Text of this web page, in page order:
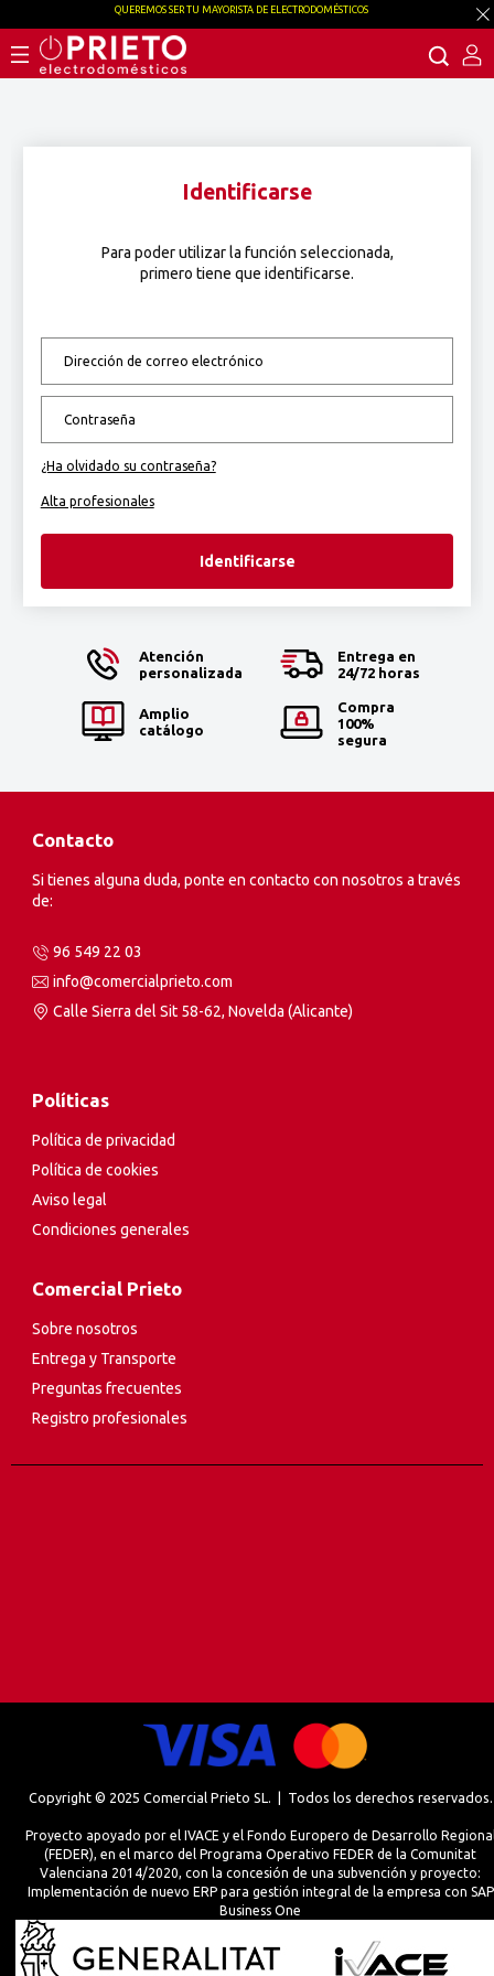
Identificarse
Para poder utilizar la función seleccionada,
primero tiene que identificarse.
¿Ha olvidado su contraseña?
Alta profesionales
Identificarse
Atención
personalizada
Entrega en
24/72 horas
Amplio
catálogo
Compra
100%
segura
Contacto
Si tienes alguna duda, ponte en contacto con nosotros a través
de:
96 549 22 03
info@comercialprieto.com
Calle Sierra del Sit 58-62, Novelda (Alicante)
Políticas
Política de privacidad
Política de cookies
Aviso legal
Condiciones generales
Comercial Prieto
Sobre nosotros
Entrega y Transporte
Preguntas frecuentes
Registro profesionales
Copyright © 2025 Comercial Prieto SL. | Todos los derechos reservados.
Proyecto apoyado por el IVACE y el Fondo Europero de Desarrollo
(FEDER), en el marco del Programa Operativo FEDER de la Comunitat
Valenciana 2014/2020, con la concesión de una subvención y proyecto:
Implementación de nuevo ERP para gestión integral de la empresa con SAP
Business One
QUEREMOS SER TU MAYORISTA DE ELECTRODOMÉSTICOS